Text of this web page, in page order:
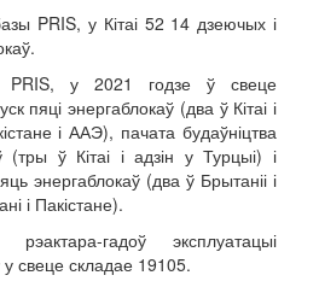
PRIS, у Кітаі 52 14 дзеючых і
PRIS, у 2021 годзе ў свеце
пяці энергаблокаў (два ў Кітаі і
і ААЭ), пачата будаўніцтва
(тры ў Кітаі і адзін у Турцыі) і
энергаблокаў (два ў Брытаніі і
і Пакістане).
гадоў эксплуатацыі
свеце складае 19105.